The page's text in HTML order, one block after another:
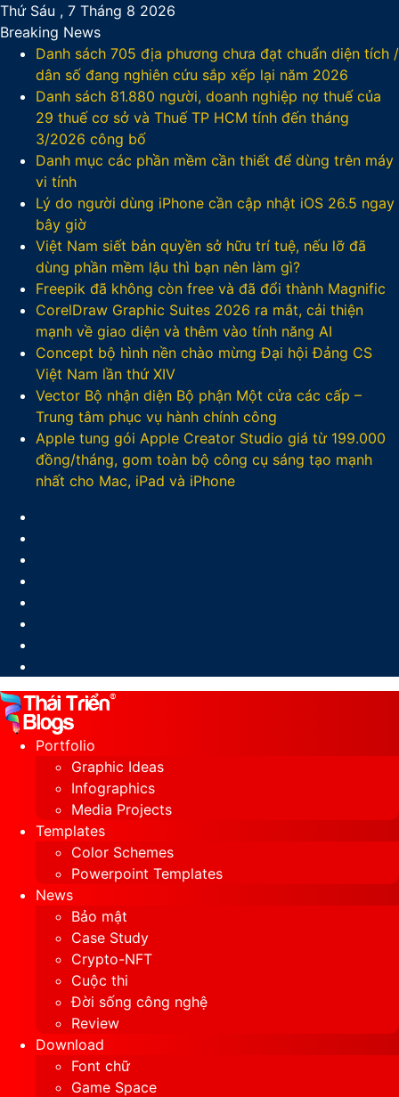
Thứ Sáu , 7 Tháng 8 2026
Breaking News
Danh sách 705 địa phương chưa đạt chuẩn diện tích /
dân số đang nghiên cứu sắp xếp lại năm 2026
Danh sách 81.880‬ người, doanh nghiệp nợ thuế của
29 thuế cơ sở và Thuế TP HCM tính đến tháng
3/2026 công bố
Danh mục các phần mềm cần thiết để dùng trên máy
vi tính
Lý do người dùng iPhone cần cập nhật iOS 26.5 ngay
bây giờ
Việt Nam siết bản quyền sở hữu trí tuệ, nếu lỡ đã
dùng phần mềm lậu thì bạn nên làm gì?
Freepik đã không còn free và đã đổi thành Magnific
CorelDraw Graphic Suites 2026 ra mắt, cải thiện
mạnh về giao diện và thêm vào tính năng AI
Concept bộ hình nền chào mừng Đại hội Đảng CS
Việt Nam lần thứ XIV
Vector Bộ nhận diện Bộ phận Một cửa các cấp –
Trung tâm phục vụ hành chính công
Apple tung gói Apple Creator Studio giá từ 199.000
đồng/tháng, gom toàn bộ công cụ sáng tạo mạnh
nhất cho Mac, iPad và iPhone
Portfolio
Graphic Ideas
Infographics
Media Projects
Templates
Color Schemes
Powerpoint Templates
News
Bảo mật
Case Study
Crypto-NFT
Cuộc thi
Đời sống công nghệ
Review
Download
Font chữ
Game Space